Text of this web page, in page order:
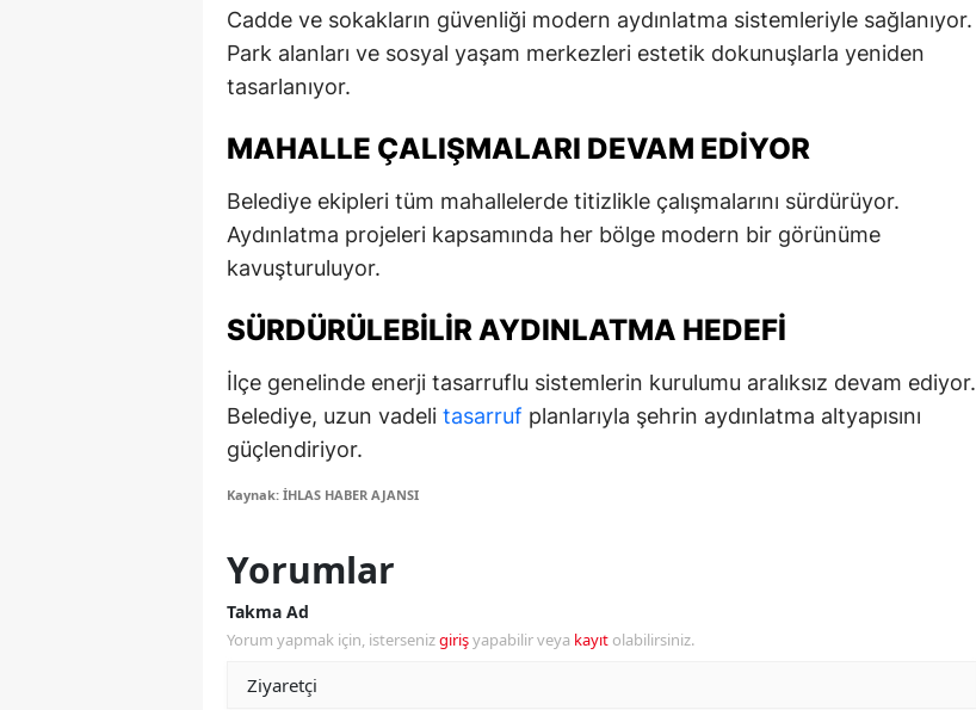
Eskişehir
Giresun
Gümüşhane
Hakkari
Isparta
Mersin
Kayseri
Cadde ve sokakların güvenliği modern aydınlatma sistemleriyle sağlanıyor.
Park alanları ve sosyal yaşam merkezleri estetik dokunuşlarla yeniden
tasarlanıyor.
MAHALLE ÇALIŞMALARI DEVAM EDIYOR
Belediye ekipleri tüm mahallelerde titizlikle çalışmalarını sürdürüyor.
Aydınlatma projeleri kapsamında her bölge modern bir görünüme
kavuşturuluyor.
SÜRDÜRÜLEBILIR AYDINLATMA HEDEFI
İlçe genelinde enerji tasarruflu sistemlerin kurulumu aralıksız devam ediyor.
Belediye, uzun vadeli tasarruf planlarıyla şehrin aydınlatma altyapısını
güçlendiriyor.
Kaynak: İHLAS HABER AJANSI
Yorumlar
Takma Ad
Yorum yapmak için, istersenizgirişyapabilir veya kayıt olabilirsiniz.